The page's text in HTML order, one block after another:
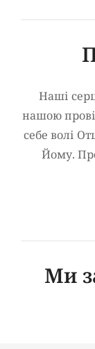
Наші
нашою
себе волі
Йому.
Ми